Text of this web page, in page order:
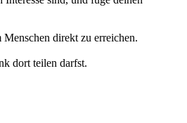
direkt zu erreichen.
dort teilen darfst.